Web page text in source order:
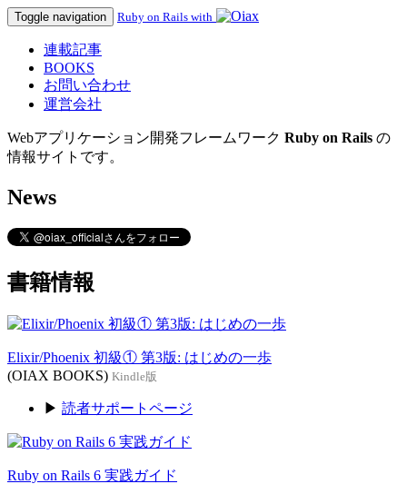
Toggle navigation Ruby on Rails with
連載記事
BOOKS
お問い合わせ
運営会社
Webアプリケーション開発フレームワーク Ruby on Rails の
情報サイトです。
News
書籍情報
Elixir/Phoenix 初級① 第3版: はじめの一歩
(OIAX BOOKS) Kindle版
▶ 読者サポートページ
Ruby on Rails 6 実践ガイド